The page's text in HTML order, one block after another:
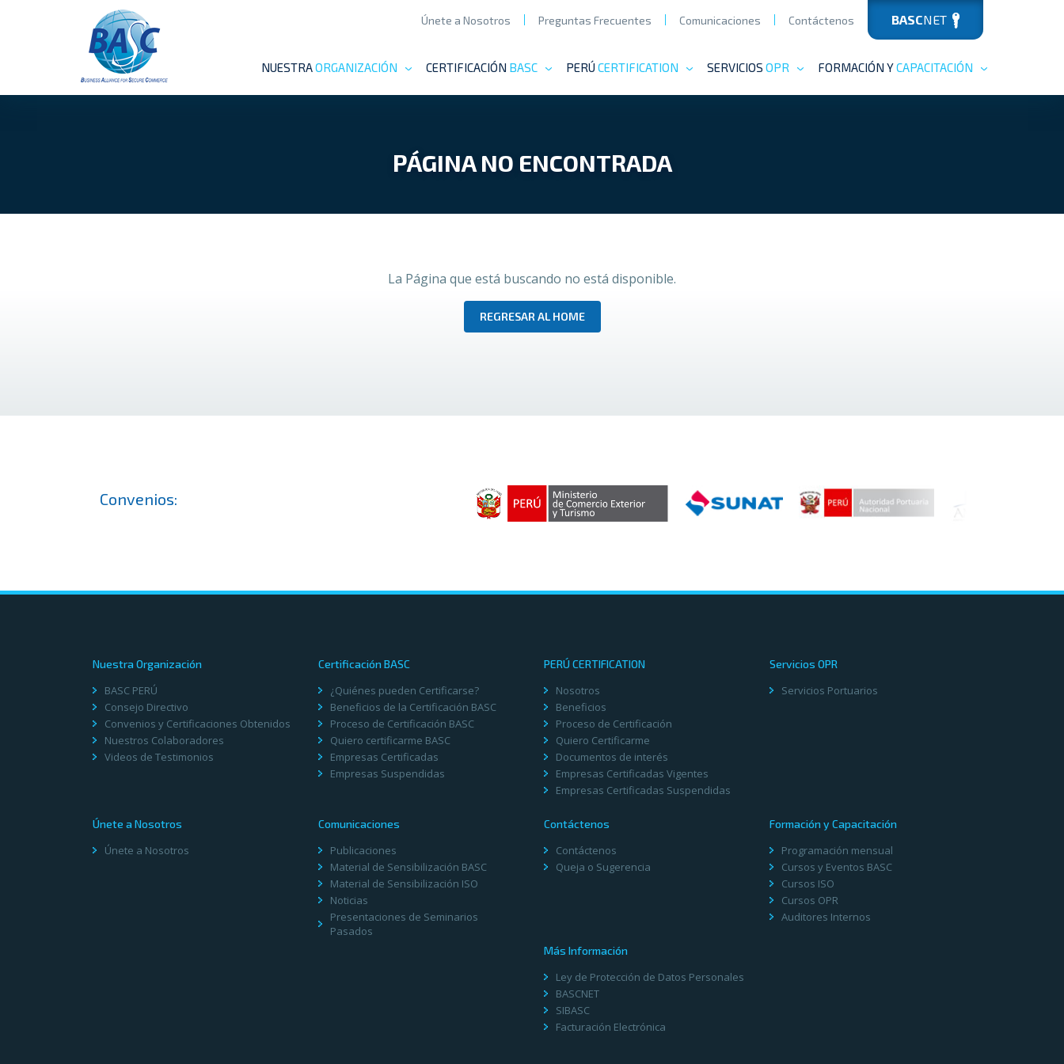
BASCNET
Únete a Nosotros Preguntas Frecuentes Comunicaciones Contáctenos
NUESTRAORGANIZACIÓN CERTIFICACIÓN BASC PERÚ CERTIFICATION SERVICIOS OPR FORMACIÓN YCAPACITACIÓN
PÁGINA NO ENCONTRADA
La Página que está buscando no está disponible.
REGRESAR AL HOME
Convenios:
Nuestra Organización
BASC PERÚ
Consejo Directivo
Convenios y Certificaciones Obtenidos
Nuestros Colaboradores
Videos de Testimonios
Certificación BASC
¿Quiénes pueden Certificarse?
Beneficios de la Certificación BASC
Proceso de Certificación BASC
Quiero certificarme BASC
Empresas Certificadas
Empresas Suspendidas
PERÚ CERTIFICATION
Nosotros
Beneficios
Proceso de Certificación
Quiero Certificarme
Documentos de interés
Empresas Certificadas Vigentes
Empresas Certificadas Suspendidas
Servicios OPR
Servicios Portuarios
Únete a Nosotros
Únete a Nosotros
Comunicaciones
Publicaciones
Material de Sensibilización BASC
Material de Sensibilización ISO
Noticias
Presentaciones de Seminarios
Pasados
Contáctenos
Contáctenos
Queja o Sugerencia
Formación y Capacitación
Programación mensual
Cursos y Eventos BASC
Cursos ISO
Cursos OPR
Auditores Internos
Más Información
Ley de Protección de Datos Personales
BASCNET
SIBASC
Facturación Electrónica